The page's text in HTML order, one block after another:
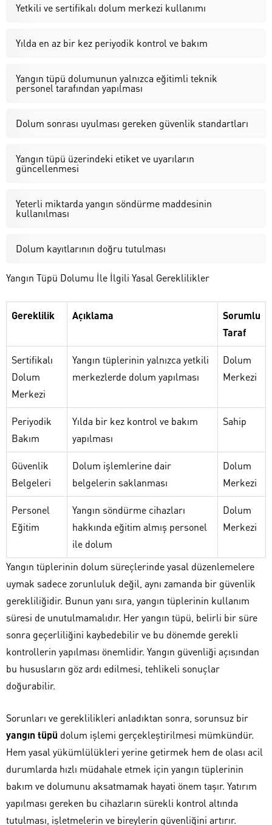
Yetkili ve sertifikalı dolum merkezi kullanımı
Yılda en az bir kez periyodik kontrol ve bakım
Yangın tüpü dolumunun yalnızca eğitimli teknik
personel tarafından yapılması
Dolum sonrası uyulması gereken güvenlik standartları
Yangın tüpü üzerindeki etiket ve uyarıların
güncellenmesi
Yeterli miktarda yangın söndürme maddesinin
kullanılması
Dolum kayıtlarının doğru tutulması
Yangın Tüpü Dolumu İle İlgili Yasal Gereklilikler
Gereklilik Açıklama
Sorumlu
Taraf
Sertifikalı
Dolum
Merkezi
Yangın tüplerinin yalnızca yetkili
merkezlerde dolum yapılması
Dolum
Merkezi
Periyodik
Bakım
Yılda bir kez kontrol ve bakım
yapılması
Sahip
Güvenlik
Belgeleri
Dolum işlemlerine dair
belgelerin saklanması
Dolum
Merkezi
Personel
Eğitim
Yangın söndürme cihazları
hakkında eğitim almış personel
ile dolum
Dolum
Merkezi
Yangın tüplerinin dolum süreçlerinde yasal düzenlemelere
uymak sadece zorunluluk değil, aynı zamanda bir güvenlik
gerekliliğidir. Bunun yanı sıra, yangın tüplerinin kullanım
süresi de unutulmamalıdır. Her yangın tüpü, belirli bir süre
sonra geçerliliğini kaybedebilir ve bu dönemde gerekli
kontrollerin yapılması önemlidir. Yangın güvenliği açısından
bu hususların göz ardı edilmesi, tehlikeli sonuçlar
doğurabilir.
Sorunları ve gereklilikleri anladıktan sonra, sorunsuz bir
yangın tüpü dolum işlemi gerçekleştirilmesi mümkündür.
Hem yasal yükümlülükleri yerine getirmek hem de olası acil
durumlarda hızlı müdahale etmek için yangın tüplerinin
bakım ve dolumunu aksatmamak hayati önem taşır. Yatırım
yapılması gereken bu cihazların sürekli kontrol altında
tutulması, işletmelerin ve bireylerin güvenliğini artırır.